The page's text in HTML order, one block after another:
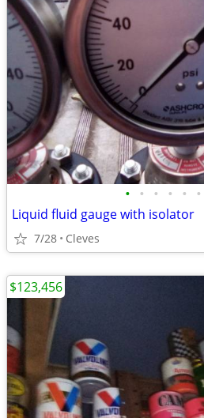
• • • • • •
Liquid fluid gauge with isolator
7/28 Cleves
$123,456